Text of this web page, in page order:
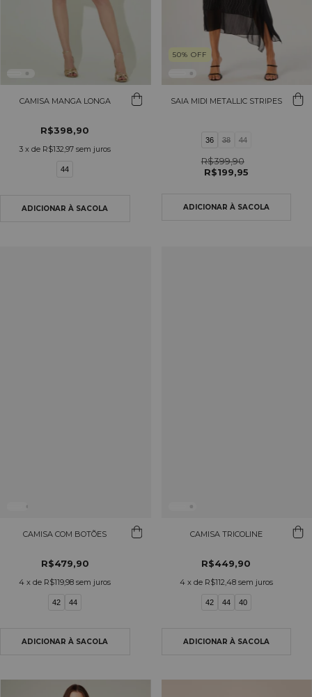
CAMISA MANGA LONGA
R$398,90
3 x de R$132,97 sem juros
44
50% OFF
SAIA MIDI METALLIC STRIPES
36 38 44
R$399,90
R$199,95
CAMISA COM BOTÕES
R$479,90
4 x de R$119,98 sem juros
42 44
CAMISA TRICOLINE
R$449,90
4 x de R$112,48 sem juros
42 44 40